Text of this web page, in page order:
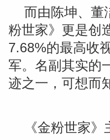
而由陈坤、董
粉世家》更是创
7.68%的最高收
军。名副其实的
迹之一，可想而
《金粉世家》